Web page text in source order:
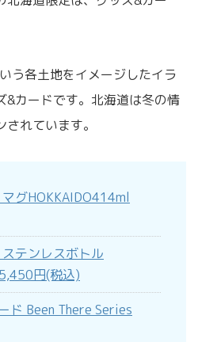
う各土地をイメージしたイラ
&カードです。北海道は冬の情
れています。
グHOKKAIDO414ml
テンレスボトル
円(税込)
ド Been There Series